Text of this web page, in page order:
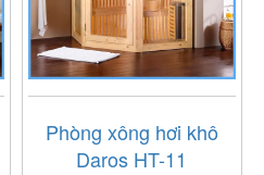
Phòng xông hơi khô
Daros HT-11